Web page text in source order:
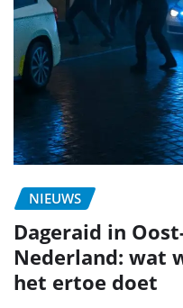
NIEUWS
Dageraid in
Nederland: wat
het ertoe doet